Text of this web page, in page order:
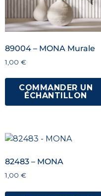
89004 – MONA Murale
1,00 €
COMMANDER UN
ÉCHANTILLON
82483 – MONA
1,00 €